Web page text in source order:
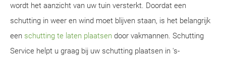
wordt het aanzicht van uw tuin versterkt. Doordat een
schutting in weer en wind moet blijven staan, is het belangrijk
een schutting te laten plaatsen door vakmannen. Schutting
Service helpt u graag bij uw schutting plaatsen in 's-